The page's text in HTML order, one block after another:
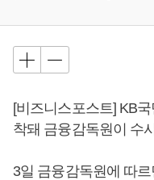
[비즈니스포스트] KB
착돼 금융감독원이 수
3일 금융감독원에 따